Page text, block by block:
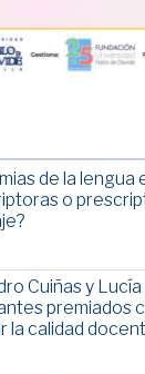
de la lengua
o
Cuiñas y
premiados
la calidad